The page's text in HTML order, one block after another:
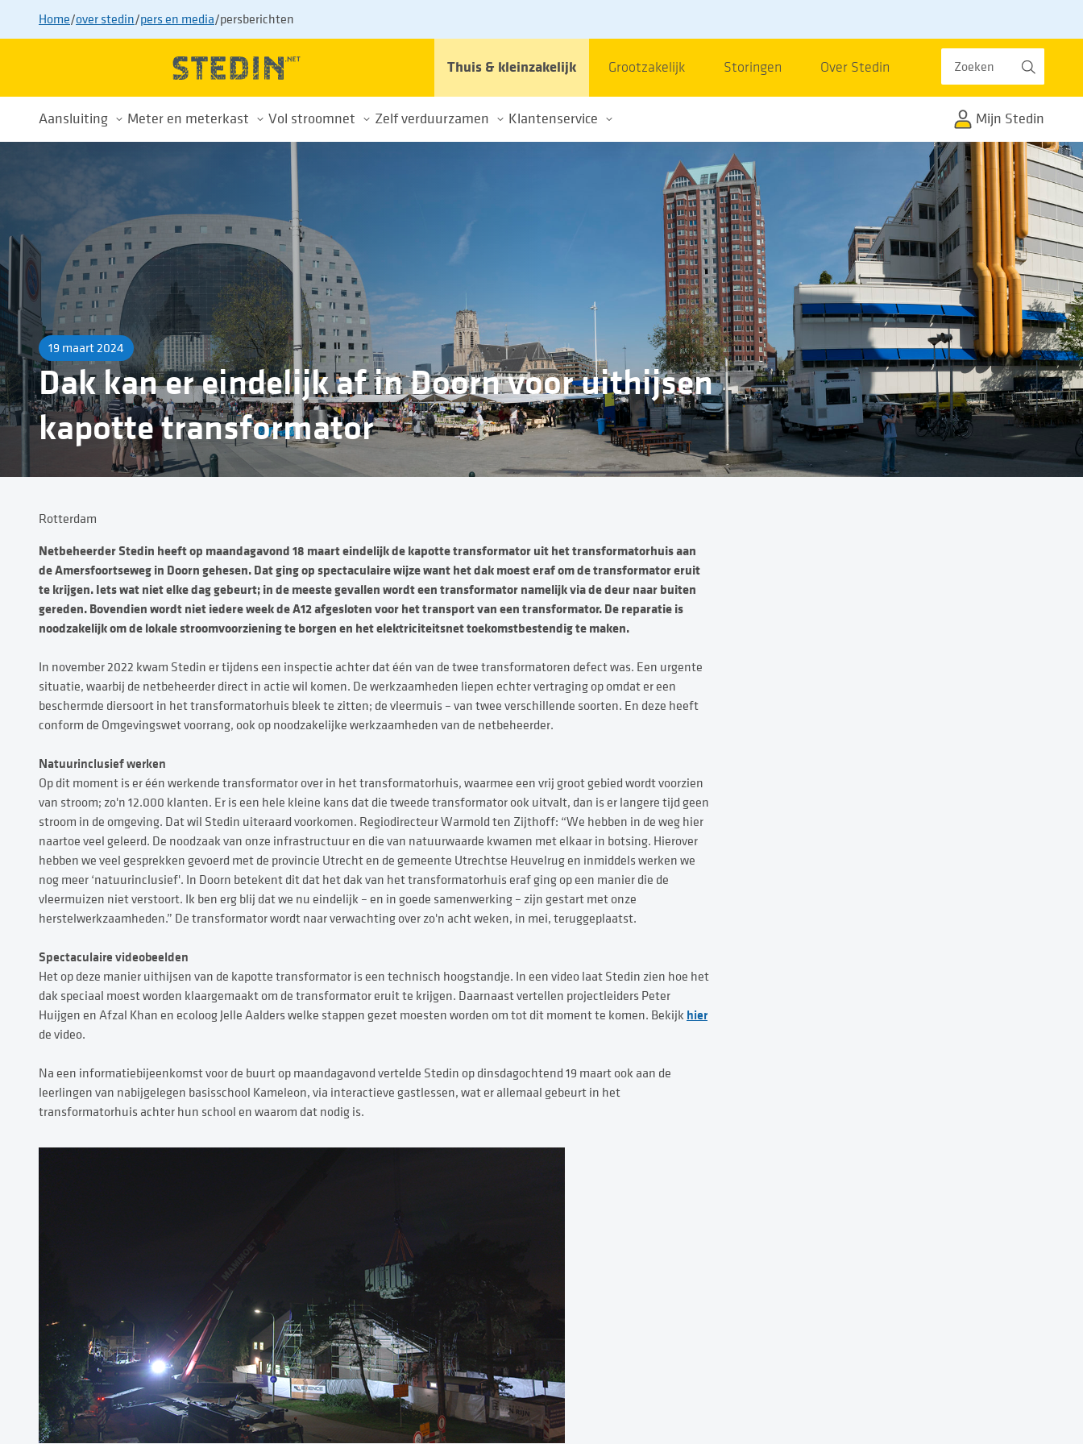
Home/over stedin/pers en media/persberichten
Thuis & kleinzakelijk Grootzakelijk Storingen Over Stedin
Aansluiting
Alles over uw aansluiting
Nieuwe aansluiting
Aansluiting aanpassen
Aansluiting verwijderen
Tarieven
Voorkom afsluiting
Meter en meterkast
Energiemeters
Energiemeterwissel
Slimme meter
Privacy
Vol stroomnet
Drukte op het stroomnet
Wachtlijst
Tips voor slim gebruik energienet
Buurtaanpak
Zelf verduurzamen Klantenservice Mijn Stedin
19 maart 2024
Dak kan er eindelijk af in Doorn voor uithijsen
kapotte transformator
Rotterdam
Netbeheerder Stedin heeft op maandagavond 18 maart eindelijk de kapotte transformator uit het transformatorhuis aan
de Amersfoortseweg in Doorn gehesen. Dat ging op spectaculaire wijze want het dak moest eraf om de transformator eruit
te krijgen. Iets wat niet elke dag gebeurt; in de meeste gevallen wordt een transformator namelijk via de deur naar buiten
gereden. Bovendien wordt niet iedere week de A12 afgesloten voor het transport van een transformator. De reparatie is
noodzakelijk om de lokale stroomvoorziening te borgen en het elektriciteitsnet toekomstbestendig te maken.
In november 2022 kwam Stedin er tijdens een inspectie achter dat één van de twee transformatoren defect was. Een urgente
situatie, waarbij de netbeheerder direct in actie wil komen. De werkzaamheden liepen echter vertraging op omdat er een
beschermde diersoort in het transformatorhuis bleek te zitten; de vleermuis – van twee verschillende soorten. En deze heeft
conform de Omgevingswet voorrang, ook op noodzakelijke werkzaamheden van de netbeheerder.
Natuurinclusief werken
Op dit moment is er één werkende transformator over in het transformatorhuis, waarmee een vrij groot gebied wordt voorzien
van stroom; zo'n 12.000 klanten. Er is een hele kleine kans dat die tweede transformator ook uitvalt, dan is er langere tijd geen
stroom in de omgeving. Dat wil Stedin uiteraard voorkomen. Regiodirecteur Warmold ten Zijthoff: “We hebben in de weg hier
naartoe veel geleerd. De noodzaak van onze infrastructuur en die van natuurwaarde kwamen met elkaar in botsing. Hierover
hebben we veel gesprekken gevoerd met de provincie Utrecht en de gemeente Utrechtse Heuvelrug en inmiddels werken we
nog meer ‘natuurinclusief'. In Doorn betekent dit dat het dak van het transformatorhuis eraf ging op een manier die de
vleermuizen niet verstoort. Ik ben erg blij dat we nu eindelijk – en in goede samenwerking – zijn gestart met onze
herstelwerkzaamheden.” De transformator wordt naar verwachting over zo'n acht weken, in mei, teruggeplaatst.
Spectaculaire videobeelden
Het op deze manier uithijsen van de kapotte transformator is een technisch hoogstandje. In een video laat Stedin zien hoe het
dak speciaal moest worden klaargemaakt om de transformator eruit te krijgen. Daarnaast vertellen projectleiders Peter
Huijgen en Afzal Khan en ecoloog Jelle Aalders welke stappen gezet moesten worden om tot dit moment te komen. Bekijk hier
de video.
Na een informatiebijeenkomst voor de buurt op maandagavond vertelde Stedin op dinsdagochtend 19 maart ook aan de
leerlingen van nabijgelegen basisschool Kameleon, via interactieve gastlessen, wat er allemaal gebeurt in het
transformatorhuis achter hun school en waarom dat nodig is.